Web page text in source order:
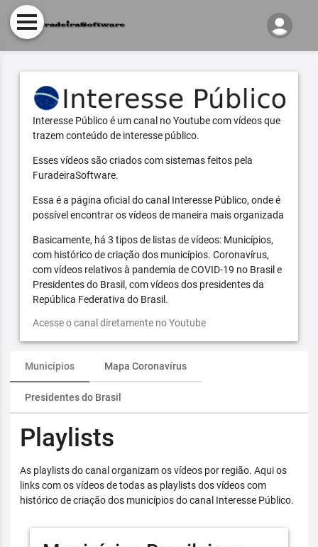
Interesse Público é um canal no Youtube com vídeos que
trazem conteúdo de interesse público.
Esses vídeos são criados com sistemas feitos pela
FuradeiraSoftware.
Essa é a página oficial do canal Interesse Público, onde é
possível encontrar os vídeos de maneira mais organizada
Basicamente, há 3 tipos de listas de vídeos: Municípios,
com histórico de criação dos municípios. Coronavírus,
com vídeos relativos à pandemia de COVID-19 no Brasil e
Presidentes do Brasil, com vídeos dos presidentes da
República Federativa do Brasil.
Acesse o canal diretamente no Youtube
Municípios Mapa Coronavírus
Presidentes do Brasil
Playlists
As playlists do canal organizam os vídeos por região. Aqui os
links com os vídeos de todas as playlists dos vídeos com
histórico de criação dos municípios do canal Interesse Público.